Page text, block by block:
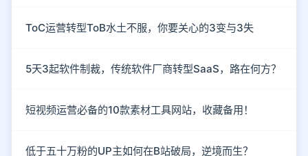
ToC运营转型ToB水土不服，你要关心的3变与3失
5天3起软件制裁，传统软件厂商转型SaaS，路在何方？
短视频运营必备的10款素材工具网站，收藏备用！
低于五十万粉的UP主如何在B站破局，逆境而生？